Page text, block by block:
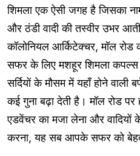
शिमला एक ऐसी जगह है जिसका
और ठंडी वादी की तस्वीर उभर
कॉलोनियल आर्किटेक्चर, मॉल
सफर के लिए मशहूर शिमला कपल्स
सर्दियों के मौसम में यहाँ होने वाली
कई गुना बढ़ा देती है। मॉल रोड
एडवेंचर का मजा लेना और
करना, यह सब आपके सफर को बेहद